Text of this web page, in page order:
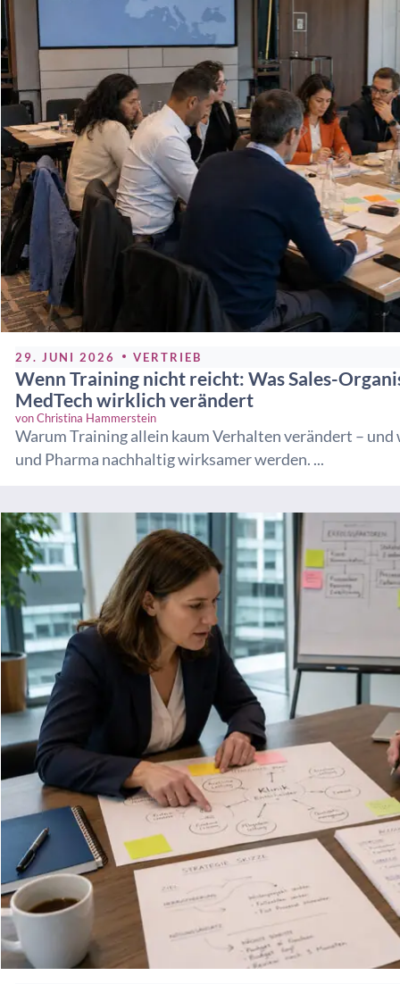
29. JUNI 2026 VERTRIEB
Wenn Training nicht reicht: Was Sales-
MedTech wirklich verändert
vonChristina Hammerstein
Warum Training allein kaum Verhalten verändert –
und Pharma nachhaltig wirksamer werden. ...